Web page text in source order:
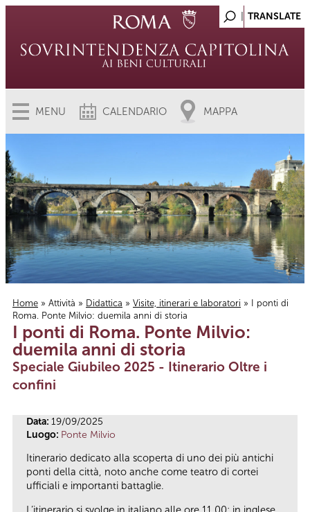
MENU CALENDARIO MAPPA
Tu sei qui
Home » Attività » Didattica » Visite, itinerari e laboratori » I ponti di
Roma. Ponte Milvio: duemila anni di storia
I ponti di Roma. Ponte Milvio:
duemila anni di storia
Speciale Giubileo 2025 - Itinerario Oltre i
confini
Data: 19/09/2025
Luogo: Ponte Milvio
Itinerario dedicato alla scoperta di uno dei più antichi
ponti della città, noto anche come teatro di cortei
ufficiali e importanti battaglie.